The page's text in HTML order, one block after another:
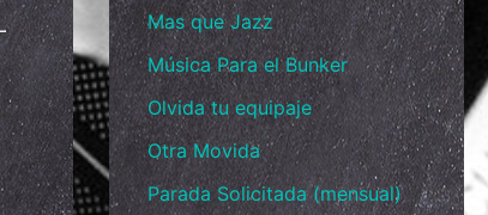
Mas que Jazz
Música Para el Bunker
Olvida tu equipaje
Otra Movida
Parada Solicitada (mensual)